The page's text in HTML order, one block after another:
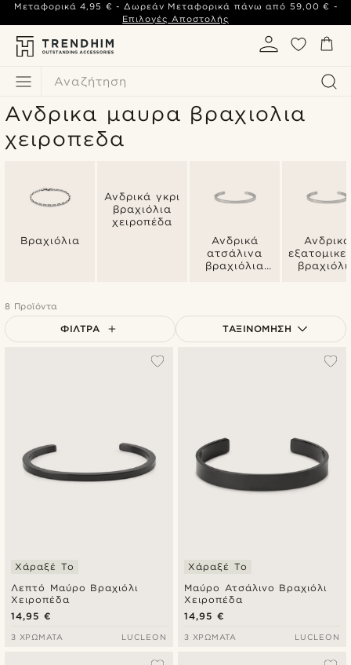
Αναζήτηση
Μεταφορικά 4,95 € - Δωρεάν Μεταφορικά πάνω από 59,00 € -
Επιλογές Αποστολής
Ανδρικα μαυρα βραχιολια
χειροπεδα
Βραχιόλια
Ανδρικά γκρι
βραχιόλια
χειροπέδα
Ανδρικά
ατσάλινα
βραχιόλια
Ανδρικά
8 Προϊόντα
ΦΊΛΤΡΑ ΤΑΞΙΝΌΜΗΣΗ
Λεπτό Μαύρο Βραχιόλι
Χειροπέδα
Χάραξέ Το
14,95 €
3 ΧΡΏΜΑΤΑ LUCLEON
Μαύρο Ατσάλινο Βραχιόλι
Χειροπέδα
Χάραξέ Το
14,95 €
3 ΧΡΏΜΑΤΑ LUCLEON